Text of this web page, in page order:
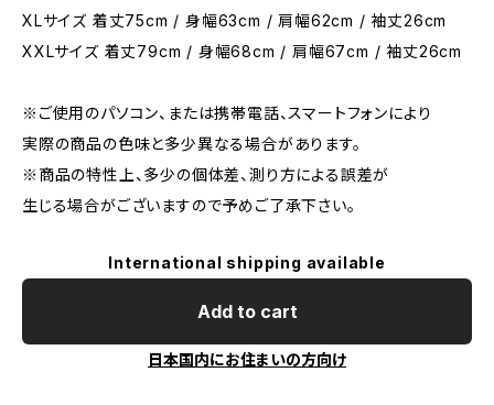
XLサイズ 着丈75cm / 身幅63cm / 肩幅62cm / 袖丈26cm
XXLサイズ 着丈79cm / 身幅68cm / 肩幅67cm / 袖丈26cm
※ご使用のパソコン、または携帯電話、スマートフォンにより
実際の商品の色味と多少異なる場合があります。
※商品の特性上、多少の個体差、測り方による誤差が
生じる場合がございますので予めご了承下さい。
International shipping available
Add to cart
日本国内にお住まいの方向け